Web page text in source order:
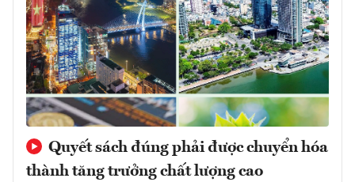
Quyết sách đúng phải được chuyển hóa
thành tăng trưởng chất lượng cao